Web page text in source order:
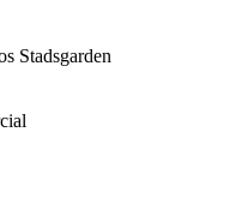
Stadsgarden